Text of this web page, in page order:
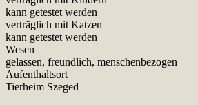
kann getestet werden
verträglich mit Katzen
kann getestet werden
Wesen
gelassen, freundlich, menschenbezogen
Aufenthaltsort
Tierheim Szeged